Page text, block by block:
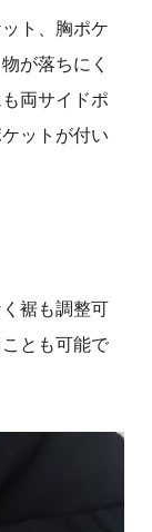
ト、胸ポケ
が落ちにく
両サイドポ
ットが付い
裾も調整可
とも可能で